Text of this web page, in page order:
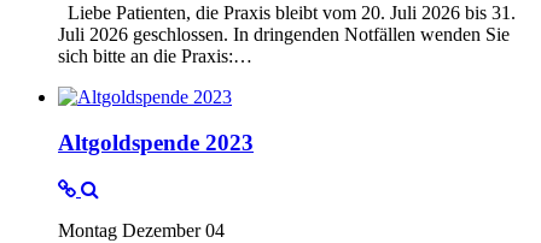
Liebe Patienten, die Praxis bleibt vom 20. Juli 2026 bis 31.
Juli 2026 geschlossen. In dringenden Notfällen wenden Sie
sich bitte an die Praxis:…
Altgoldspende 2023
Montag Dezember 04